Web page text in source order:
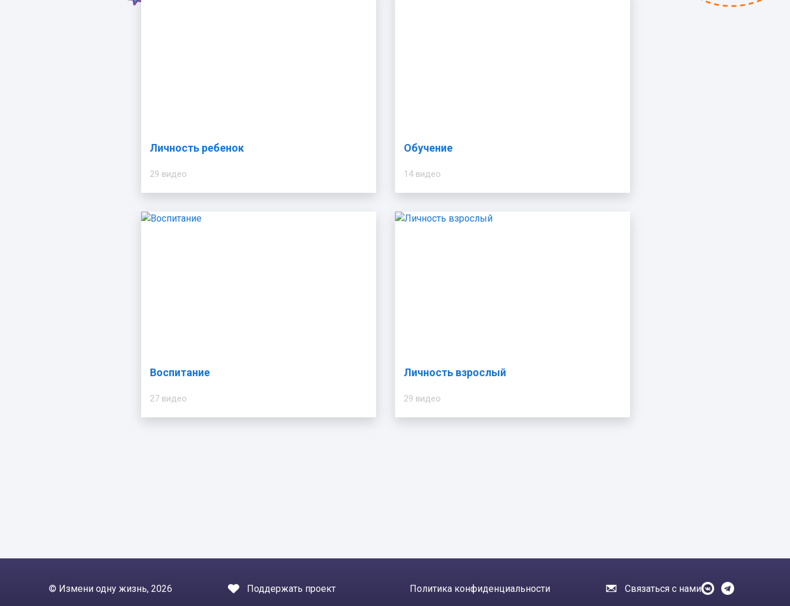
Личность ребенок
29 видео
Обучение
14 видео
Воспитание
27 видео
Личность взрослый
29 видео
© Измени одну жизнь, 2026 Поддержать проект Политика конфиденциальности Связаться с нами